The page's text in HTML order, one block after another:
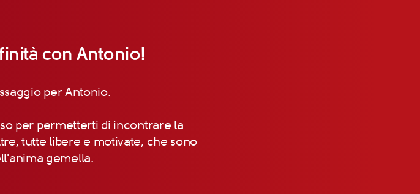
con Antonio!
per Antonio.
per permetterti di incontrare la
tutte libere e motivate, che sono
gemella.